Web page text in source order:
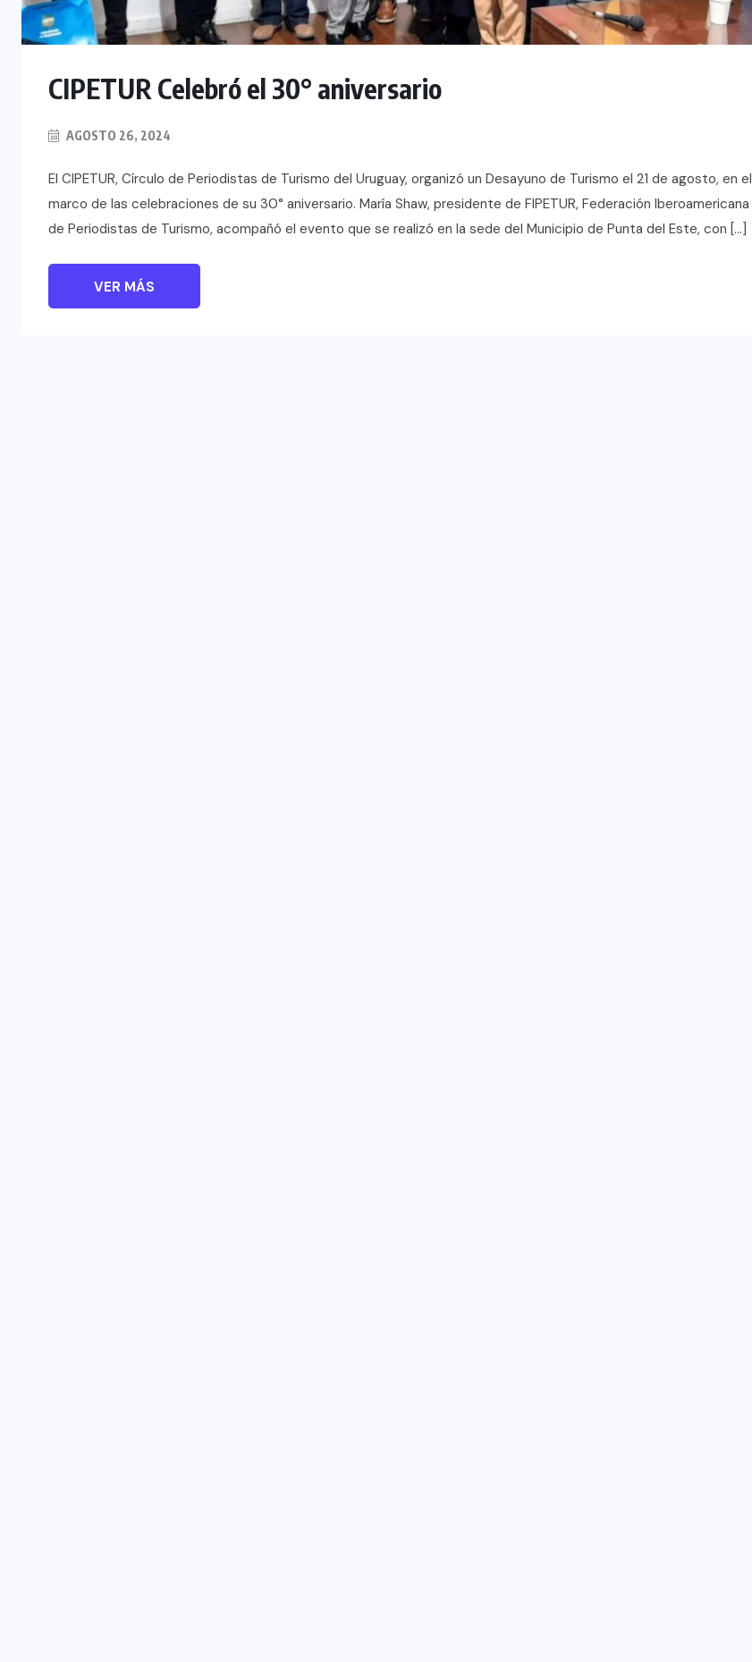
CIPETUR Celebró el 30° aniversario
AGOSTO 26, 2024
El CIPETUR, Círculo de Periodistas de Turismo del Uruguay, organizó un Desayuno de Turismo el 21 de agosto, en el
marco de las celebraciones de su 30° aniversario. María Shaw, presidente de FIPETUR, Federación Iberoamericana
de Periodistas de Turismo, acompañó el evento que se realizó en la sede del Municipio de Punta del Este, con […]
VER MÁS